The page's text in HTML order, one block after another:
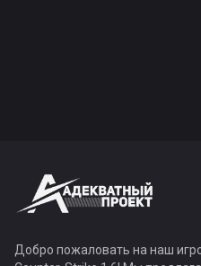
Добро пожаловать на наш